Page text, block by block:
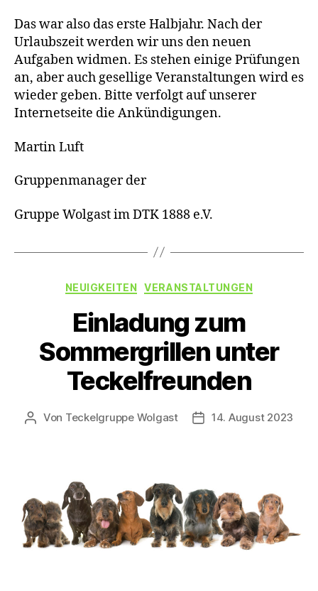
Das war also das erste Halbjahr. Nach der
Urlaubszeit werden wir uns den neuen
Aufgaben widmen. Es stehen einige Prüfungen
an, aber auch gesellige Veranstaltungen wird es
wieder geben. Bitte verfolgt auf unserer
Internetseite die Ankündigungen.
Martin Luft
Gruppenmanager der
Gruppe Wolgast im DTK 1888 e.V.
Kategorien
NEUIGKEITEN VERANSTALTUNGEN
Einladung zum
Sommergrillen unter
Teckelfreunden
Beitragsautor
Von Teckelgruppe Wolgast 14. August 2023